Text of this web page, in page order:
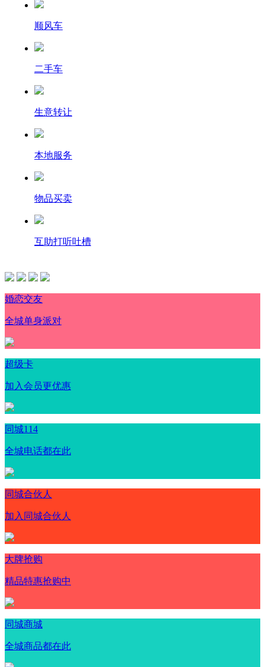
顺风车
二手车
生意转让
本地服务
物品买卖
互助打听吐槽
婚恋交友
全城单身派对
超级卡
加入会员更优惠
同城114
全城电话都在此
同城合伙人
加入同城合伙人
大牌抢购
精品特惠抢购中
同城商城
全城商品都在此